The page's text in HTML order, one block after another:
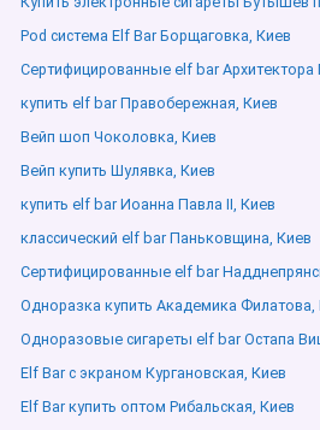
Pod система Elf Bar Борщаговка, Киев
Сертифицированные elf bar Архитектора
купить elf bar Правобережная, Киев
Вейп шоп Чоколовка, Киев
Вейп купить Шулявка, Киев
купить elf bar Иоанна Павла ІІ, Киев
классический elf bar Паньковщина, Киев
Сертифицированные elf bar
Одноразка купить Академика Филатова,
Одноразовые сигареты elf bar Остапа
Elf Bar с экраном Кургановская, Киев
Elf Bar купить оптом Рибальская, Киев